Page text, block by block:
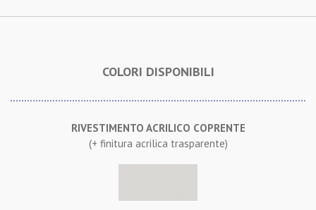
COLORI DISPONIBILI
RIVESTIMENTO ACRILICO COPRENTE
(+ finitura acrilica trasparente)